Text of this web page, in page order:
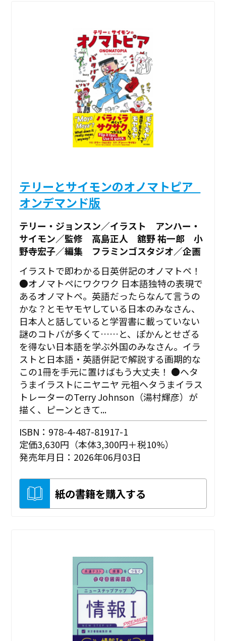
テリーとサイモンのオノマトピア_
オンデマンド版
テリー・ジョンスン／イラスト アンハー・
サイモン／監修 高島正人 舘野 祐一郎 小
野寺宏子／編集 フラミンゴスタジオ／企画
イラストで即わかる日英併記のオノマトペ！
●オノマトペにワクワク 日本語独特の表現で
あるオノマトペ。英語だったらなんて言うの
かな？とモヤモヤしている日本のみなさん、
日本人と話していると学習書に載っていない
謎のコトバが多くて……と、ぽかんとせざる
を得ない日本語を学ぶ外国のみなさん。イラ
ストと日本語・英語併記で解説する画期的な
この1冊を手元に置けばもう大丈夫！ ●ヘタ
うまイラストにニヤニヤ 元祖ヘタうまイラス
トレーターのTerry Johnson（湯村輝彦）が
描く、ピーンときて...
ISBN：978-4-487-81917-1
定価3,630円（本体3,300円＋税10%）
発売年月日：2026年06月03日
紙の書籍を購入する